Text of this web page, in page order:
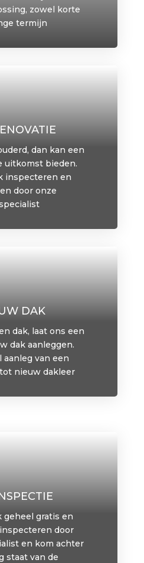
zowel korte
termijn
dan kan een
uitkomst bieden.
inspecteren en
door onze
DAK
dak, laat ons een
dak aanleggen.
aanleg van een
nieuw dakleer
geheel gratis en
door
en kom achter
staat van de